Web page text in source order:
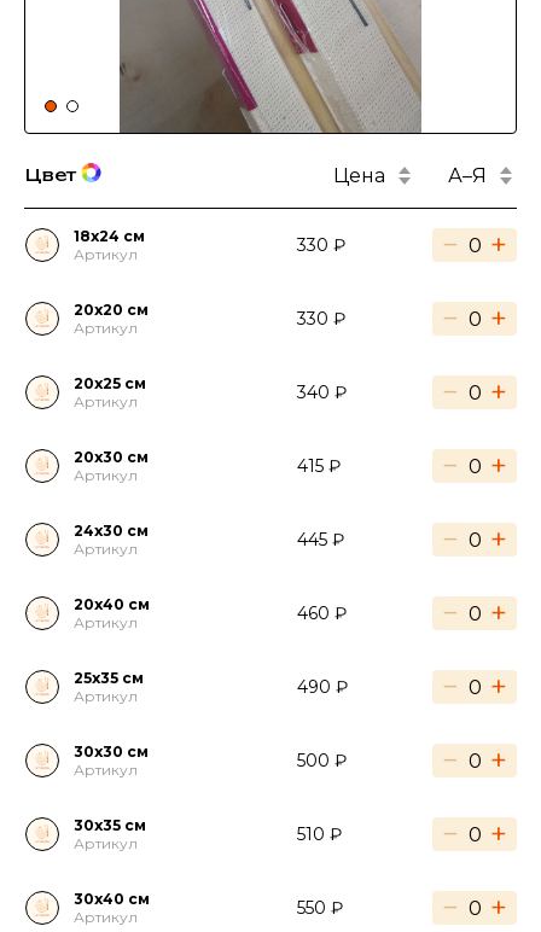
Цвет Цена А–Я
18х24 см
Артикул
330 ₽ − +
20х20 см
Артикул
330 ₽ − +
20х25 см
Артикул
340 ₽ − +
20х30 см
Артикул
415 ₽ − +
24х30 см
Артикул
445 ₽ − +
20х40 см
Артикул
460 ₽ − +
25х35 см
Артикул
490 ₽ − +
30х30 см
Артикул
500 ₽ − +
30х35 см
Артикул
510 ₽ − +
30х40 см
Артикул
550 ₽ − +